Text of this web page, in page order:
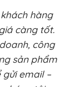
hàng
càng tốt.
công
sản phẩm
email –